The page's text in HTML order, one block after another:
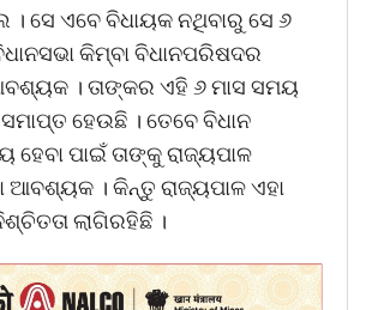
ସେ ଏବେ ବିଧାୟକ ନଥିବାରୁ ସେ ୬
କିମ୍ବା ବିଧାନପରିଷଦର
। ତାଙ୍କର ଏହି ୬ ମାସ ସମୟ
ହେଉଛି । ତେବେ ବିଧାନ
ପାଇଁ ତାଙ୍କୁ ରାଜ୍ୟପାଳ
ଆବଶ୍ୟକ । କିନ୍ତୁ ରାଜ୍ୟପାଳ ଏହା
ଲାଗିରହିଛି ।